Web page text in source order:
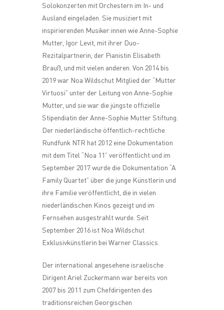
Solokonzerten mit Orchestern im In- und
Ausland eingeladen. Sie musiziert mit
inspirierenden Musiker:innen wie Anne-Sophie
Mutter, Igor Levit, mit ihrer Duo-
Rezitalpartnerin, der Pianistin Elisabeth
Brauß, und mit vielen anderen. Von 2014 bis
2019 war Noa Wildschut Mitglied der “Mutter
Virtuosi” unter der Leitung von Anne-Sophie
Mutter, und sie war die jüngste offizielle
Stipendiatin der Anne-Sophie Mutter Stiftung.
Der niederländische öffentlich-rechtliche
Rundfunk NTR hat 2012 eine Dokumentation
mit dem Titel “Noa 11” veröffentlicht und im
September 2017 wurde die Dokumentation “A
Family Quartet” über die junge Künstlerin und
ihre Familie veröffentlicht, die in vielen
niederländischen Kinos gezeigt und im
Fernsehen ausgestrahlt wurde. Seit
September 2016 ist Noa Wildschut
Exklusivkünstlerin bei Warner Classics.
Der international angesehene israelische
Dirigent Ariel Zuckermann war bereits von
2007 bis 2011 zum Chefdirigenten des
traditionsreichen Georgischen